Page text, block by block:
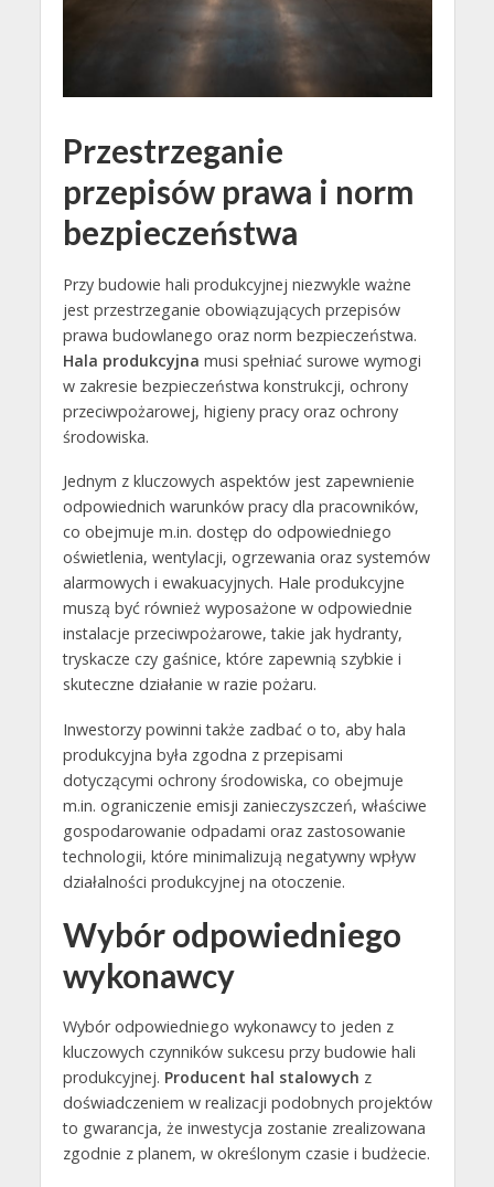
Przestrzeganie
przepisów prawa i norm
bezpieczeństwa
Przy budowie hali produkcyjnej niezwykle ważne
jest przestrzeganie obowiązujących przepisów
prawa budowlanego oraz norm bezpieczeństwa.
Hala produkcyjna musi spełniać surowe wymogi
w zakresie bezpieczeństwa konstrukcji, ochrony
przeciwpożarowej, higieny pracy oraz ochrony
środowiska.
Jednym z kluczowych aspektów jest zapewnienie
odpowiednich warunków pracy dla pracowników,
co obejmuje m.in. dostęp do odpowiedniego
oświetlenia, wentylacji, ogrzewania oraz systemów
alarmowych i ewakuacyjnych. Hale produkcyjne
muszą być również wyposażone w odpowiednie
instalacje przeciwpożarowe, takie jak hydranty,
tryskacze czy gaśnice, które zapewnią szybkie i
skuteczne działanie w razie pożaru.
Inwestorzy powinni także zadbać o to, aby hala
produkcyjna była zgodna z przepisami
dotyczącymi ochrony środowiska, co obejmuje
m.in. ograniczenie emisji zanieczyszczeń, właściwe
gospodarowanie odpadami oraz zastosowanie
technologii, które minimalizują negatywny wpływ
działalności produkcyjnej na otoczenie.
Wybór odpowiedniego
wykonawcy
Wybór odpowiedniego wykonawcy to jeden z
kluczowych czynników sukcesu przy budowie hali
produkcyjnej. Producent hal stalowych z
doświadczeniem w realizacji podobnych projektów
to gwarancja, że inwestycja zostanie zrealizowana
zgodnie z planem, w określonym czasie i budżecie.